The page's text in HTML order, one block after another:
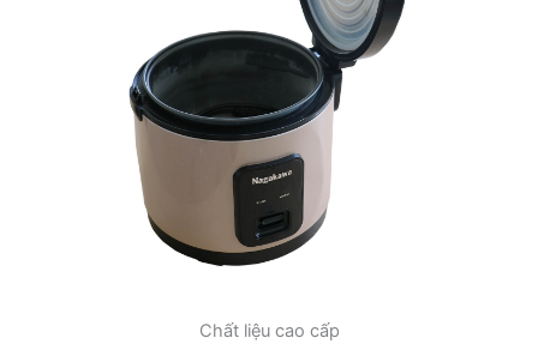
Chất liệu cao cấp